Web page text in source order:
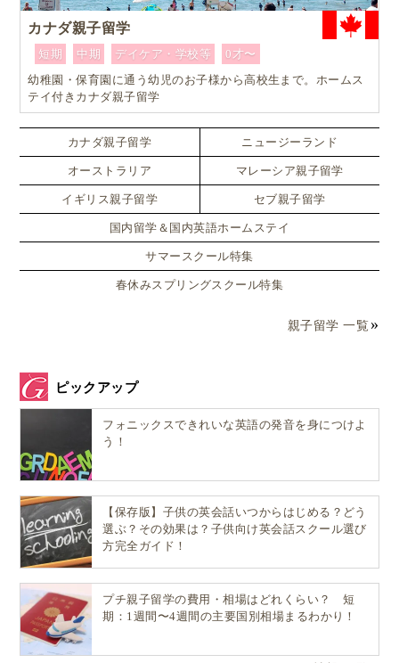
カナダ親子留学
短期 中期 デイケア・学校等
0才〜
幼稚園・保育園に通う幼児のお子様から高校生まで。ホームス
テイ付きカナダ親子留学
カナダ親子留学 ニュージーランド
オーストラリア マレーシア親子留学
イギリス親子留学 セブ親子留学
国内留学＆国内英語ホームステイ
サマースクール特集
春休みスプリングスクール特集
親子留学 一覧
ピックアップ
フォニックスできれいな英語の発音を身につけよ
う！
【保存版】子供の英会話いつからはじめる？どう
選ぶ？その効果は？子供向け英会話スクール選び
方完全ガイド！
プチ親子留学の費用・相場はどれくらい？ 短
期：1週間〜4週間の主要国別相場まるわかり！